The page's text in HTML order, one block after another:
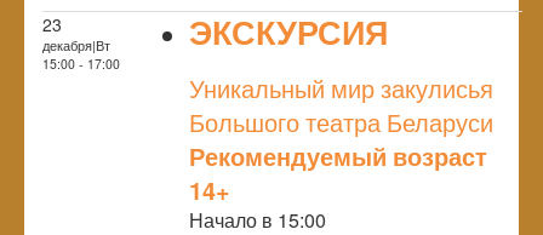
23
декабря|Вт
15:00 - 17:00
ЭКСКУРСИЯ
Уникальный мир закулисья
Большого театра Беларуси
Рекомендуемый возраст
14+
Начало в 15:00